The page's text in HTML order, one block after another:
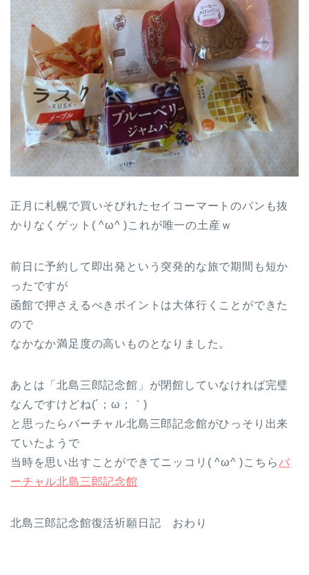
正月に札幌で買いそびれたセイコーマートのパンも抜
かりなくゲット( ^ω^ )これが唯一の土産ｗ
前日に予約して即出発という突発的な旅で期間も短か
ったですが
函館で押さえるべきポイントは大体行くことができた
ので
なかなか満足度の高いものとなりました。
あとは「北島三郎記念館」が閉館していなければ完璧
なんですけどね(´；ω；｀)
と思ったらバーチャル北島三郎記念館がひっそり出来
ていたようで
当時を思い出すことができてニッコリ( ^ω^ )こちらバ
ーチャル北島三郎記念館
北島三郎記念館復活祈願日記 おわり